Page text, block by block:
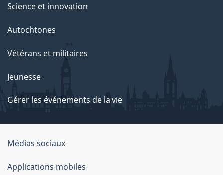
Science et innovation
Autochtones
Vétérans et militaires
Jeunesse
Gérer les événements de la vie
Organisation
du
Médias sociaux
Applications mobiles